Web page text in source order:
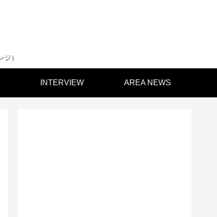
）
INTERVIEW AREA NEWS